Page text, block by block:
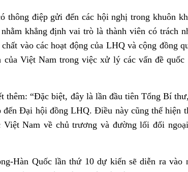
thông điệp gửi đến các hội nghị trong khuôn
khẳng định vai trò là thành viên có trách
vào các hoạt động của LHQ và cộng đồng
Việt Nam trong việc xử lý các vấn đề quốc
thêm: “Đặc biệt, đây là lần đầu tiên Tổng Bí
Đại hội đồng LHQ. Điều này cũng thể hiện
Nam về chủ trương và đường lối đối
Hàn Quốc lần thứ 10 dự kiến sẽ diễn ra vào